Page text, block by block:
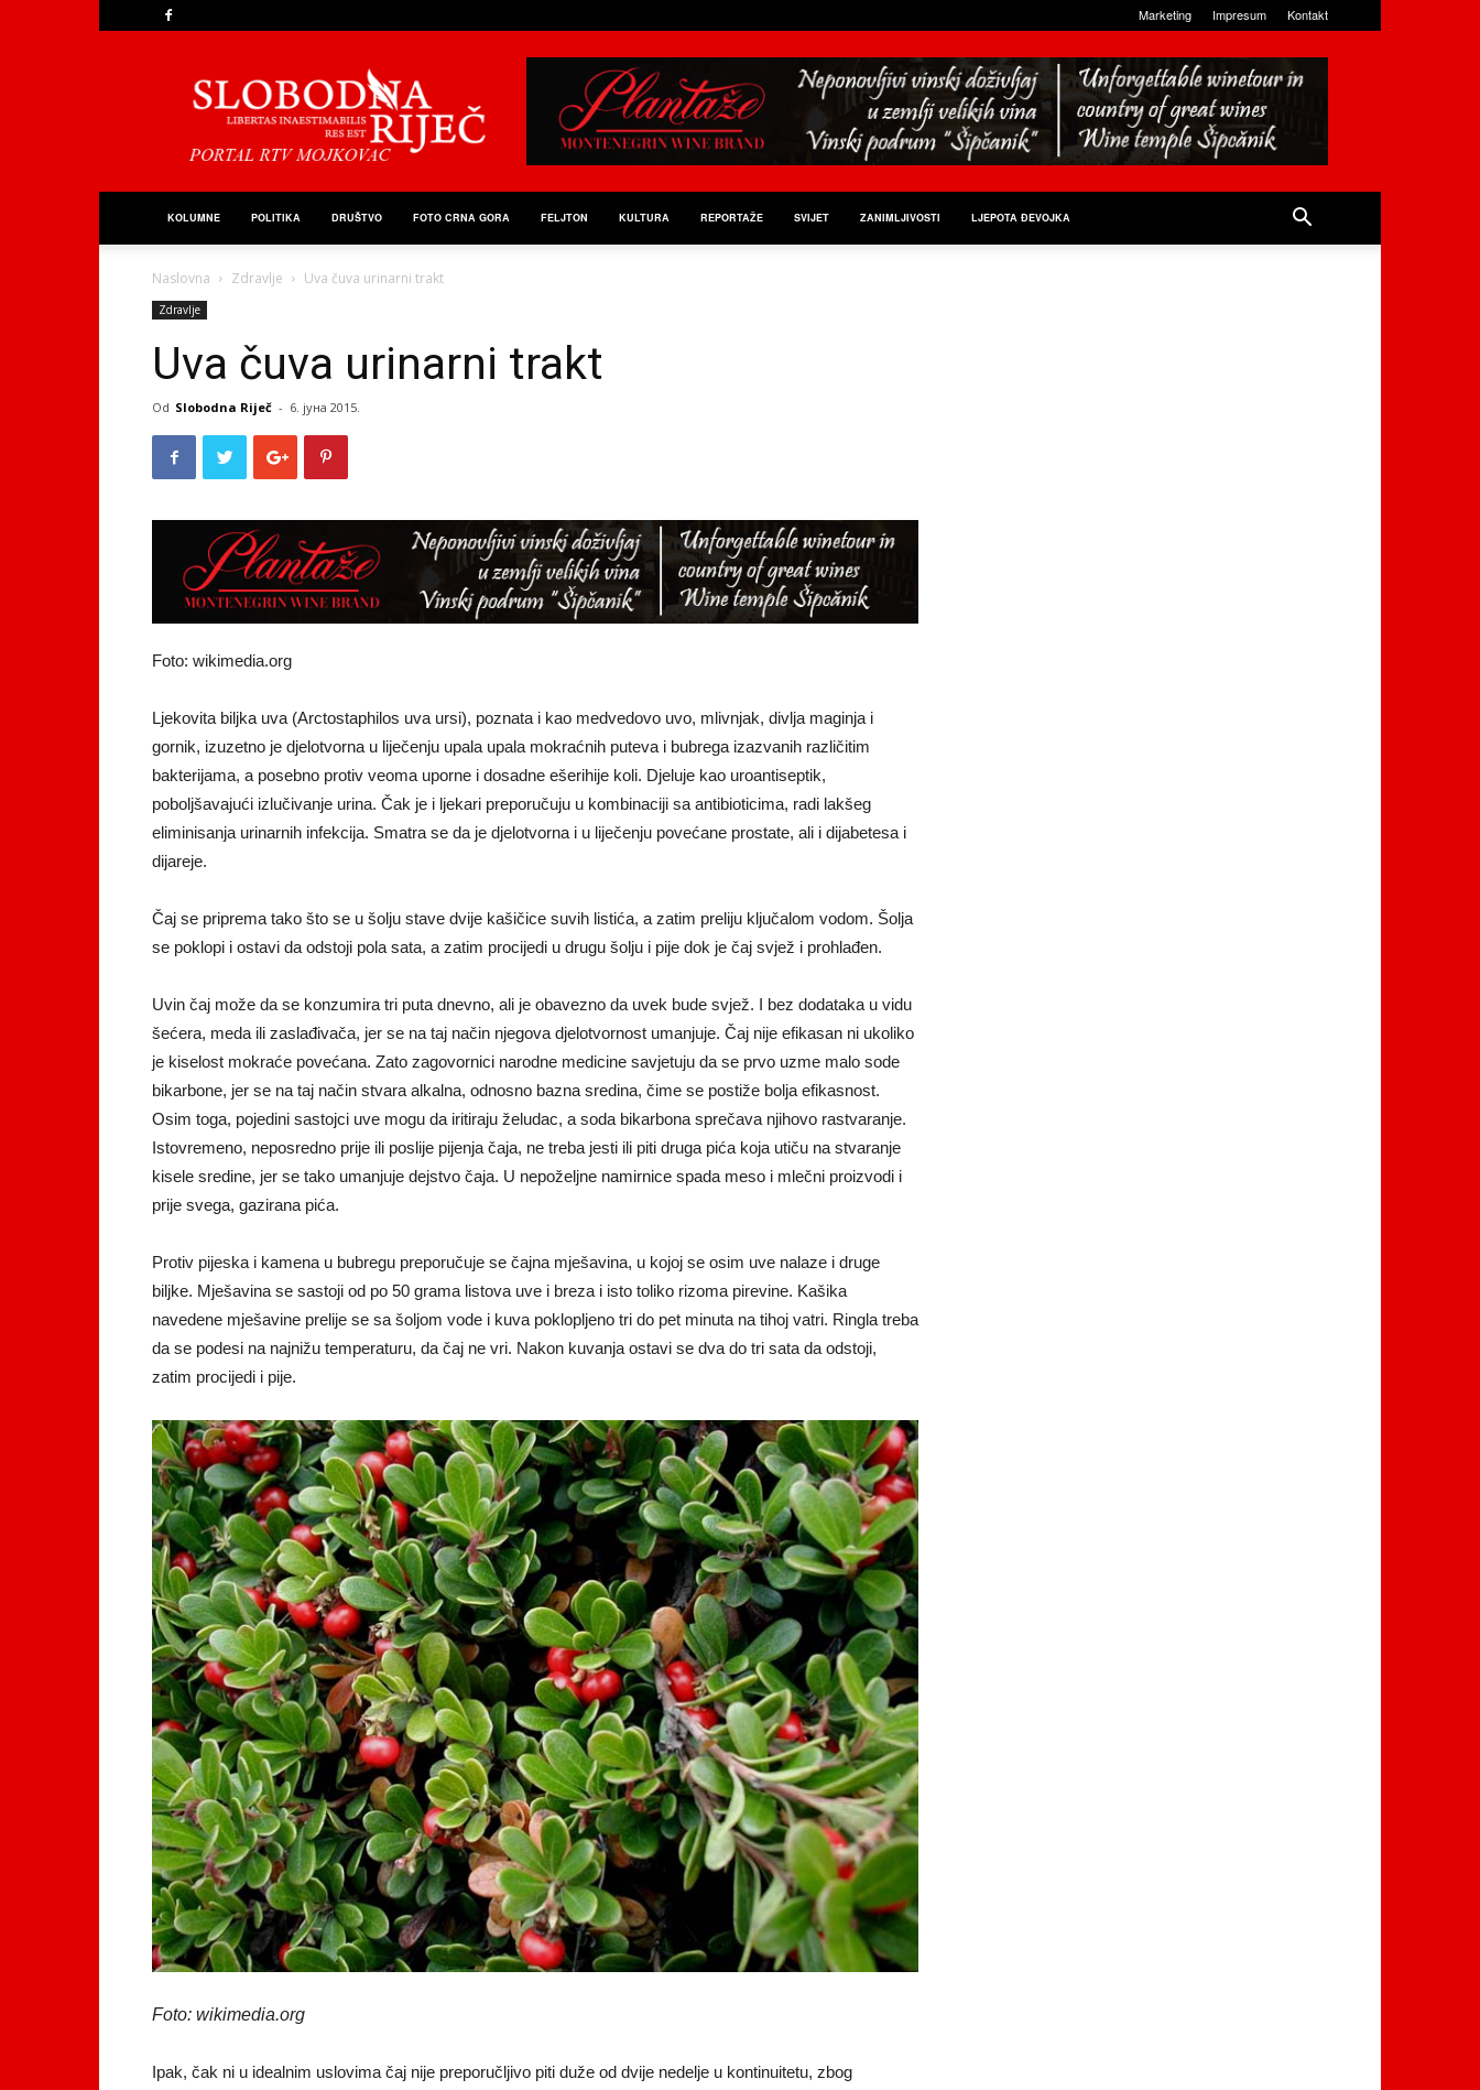
Marketing Impresum Kontakt
Riječ
KOLUMNE POLITIKA DRUŠTVO FOTO CRNA GORA FELJTON KULTURA REPORTAŽE SVIJET ZANIMLJIVOSTI LJEPOTA ĐEVOJKA
Naslovna Zdravlje Uva čuva urinarni trakt
Zdravlje
Uva čuva urinarni trakt
Od Slobodna Riječ - 6. јуна 2015.
Foto: wikimedia.org
Ljekovita biljka uva (Arctostaphilos uva ursi), poznata i kao medvedovo uvo, mlivnjak, divlja maginja i
gornik, izuzetno je djelotvorna u liječenju upala upala mokraćnih puteva i bubrega izazvanih različitim
bakterijama, a posebno protiv veoma uporne i dosadne ešerihije koli. Djeluje kao uroantiseptik,
poboljšavajući izlučivanje urina. Čak je i ljekari preporučuju u kombinaciji sa antibioticima, radi lakšeg
eliminisanja urinarnih infekcija. Smatra se da je djelotvorna i u liječenju povećane prostate, ali i dijabetesa i
dijareje.
Čaj se priprema tako što se u šolju stave dvije kašičice suvih listića, a zatim preliju ključalom vodom. Šolja
se poklopi i ostavi da odstoji pola sata, a zatim procijedi u drugu šolju i pije dok je čaj svjež i prohlađen.
Uvin čaj može da se konzumira tri puta dnevno, ali je obavezno da uvek bude svjež. I bez dodataka u vidu
šećera, meda ili zaslađivača, jer se na taj način njegova djelotvornost umanjuje. Čaj nije efikasan ni ukoliko
je kiselost mokraće povećana. Zato zagovornici narodne medicine savjetuju da se prvo uzme malo sode
bikarbone, jer se na taj način stvara alkalna, odnosno bazna sredina, čime se postiže bolja efikasnost.
Osim toga, pojedini sastojci uve mogu da iritiraju želudac, a soda bikarbona sprečava njihovo rastvaranje.
Istovremeno, neposredno prije ili poslije pijenja čaja, ne treba jesti ili piti druga pića koja utiču na stvaranje
kisele sredine, jer se tako umanjuje dejstvo čaja. U nepoželjne namirnice spada meso i mlečni proizvodi i
prije svega, gazirana pića.
Protiv pijeska i kamena u bubregu preporučuje se čajna mješavina, u kojoj se osim uve nalaze i druge
biljke. Mješavina se sastoji od po 50 grama listova uve i breza i isto toliko rizoma pirevine. Kašika
navedene mješavine prelije se sa šoljom vode i kuva poklopljeno tri do pet minuta na tihoj vatri. Ringla treba
da se podesi na najnižu temperaturu, da čaj ne vri. Nakon kuvanja ostavi se dva do tri sata da odstoji,
zatim procijedi i pije.
Foto: wikimedia.org
Ipak, čak ni u idealnim uslovima čaj nije preporučljivo piti duže od dvije nedelje u kontinuitetu, zbog